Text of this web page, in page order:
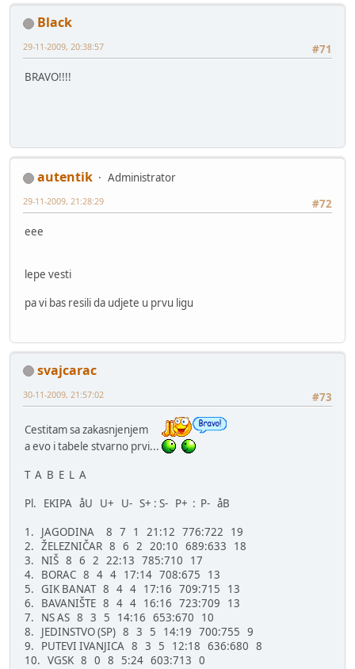
Black
#71
29-11-2009, 20:38:57
BRAVO!!!!
autentik
Administrator
#72
29-11-2009, 21:28:29
eee
lepe vesti
pa vi bas resili da udjete u prvu ligu
svajcarac
#73
30-11-2009, 21:57:02
Cestitam sa zakasnjenjem
a evo i tabele stvarno prvi...
T A B E L A
Pl. EKIPA åU U+ U- S+ : S- P+ : P- åB
1. JAGODINA 8 7 1 21:12 776:722 19
2. ŽELEZNIČAR 8 6 2 20:10 689:633 18
3. NIŠ 8 6 2 22:13 785:710 17
4. BORAC 8 4 4 17:14 708:675 13
5. GIK BANAT 8 4 4 17:16 709:715 13
6. BAVANIŠTE 8 4 4 16:16 723:709 13
7. NS AS 8 3 5 14:16 653:670 10
8. JEDINSTVO (SP) 8 3 5 14:19 700:755 9
9. PUTEVI IVANJICA 8 3 5 12:18 636:680 8
10. VGSK 8 0 8 5:24 603:713 0